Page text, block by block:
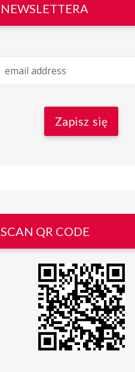
NEWSLETTERA
SCAN QR CODE